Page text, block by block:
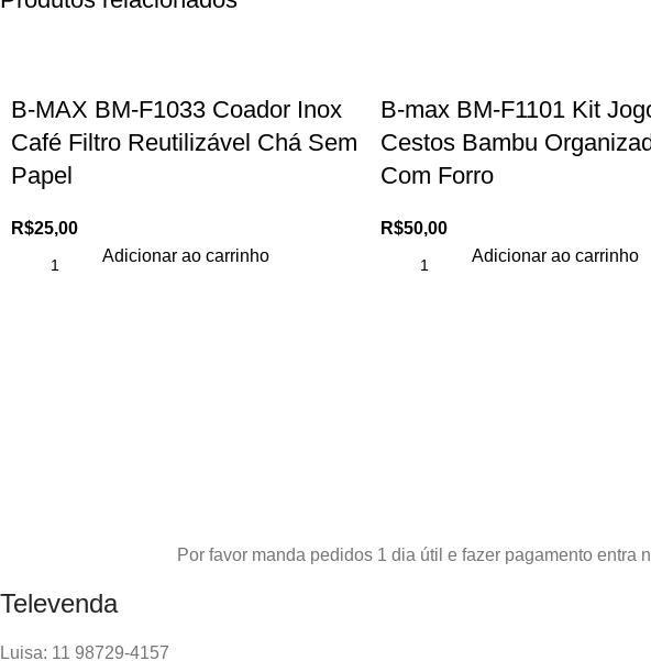
B-MAX BM-F1033 Coador Inox
Café Filtro Reutilizável Chá Sem
Papel
R$25,00
Adicionar ao carrinho
B-max BM-F1101 Kit
Cestos Bambu
Com Forro
R$50,00
Adicionar ao carrinho
Por favor manda pedidos 1 dia útil e fazer pagamento
Televenda
Luisa: 11 98729-4157